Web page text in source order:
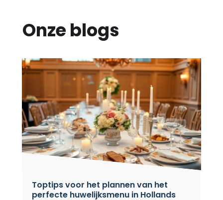
Onze blogs
Toptips voor het plannen van het
perfecte huwelijksmenu in Hollands